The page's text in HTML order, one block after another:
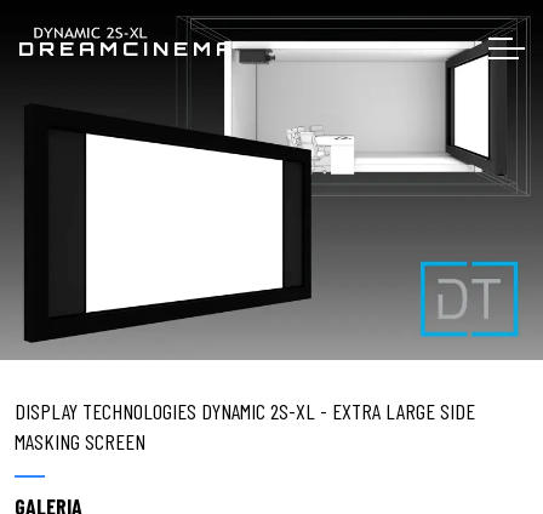
DREAMCINEMA
DISPLAY TECHNOLOGIES DYNAMIC 2S-XL - EXTRA LARGE SIDE
MASKING SCREEN
GALERIA